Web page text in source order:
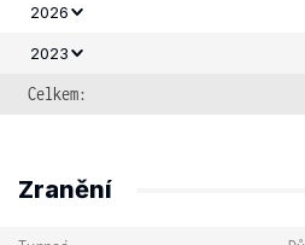
2026
2023
Celkem:
Zranění